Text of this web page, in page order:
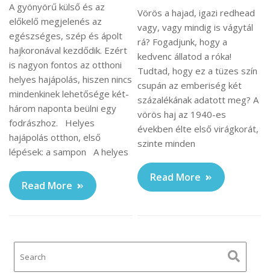
A gyönyörű külső és az
előkelő megjelenés az
egészséges, szép és ápolt
hajkoronával kezdődik. Ezért
is nagyon fontos az otthoni
helyes hajápolás, hiszen nincs
mindenkinek lehetősége két-
három naponta beülni egy
fodrászhoz. Helyes
hajápolás otthon, első
lépések: a sampon A helyes
Read More
Vörös a hajad, igazi redhead
vagy, vagy mindig is vágytál
rá? Fogadjunk, hogy a
kedvenc állatod a róka!
Tudtad, hogy ez a tüzes szín
csupán az emberiség két
százalékának adatott meg? A
vörös haj az 1940-es
években élte első virágkorát,
szinte minden
Read More